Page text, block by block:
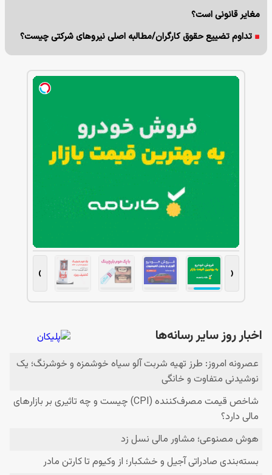
مغایر قانونی است؟
تداوم تضییع حقوق کارگران/مطالبه اصلی نیروهای شرکتی چیست؟
‹
›